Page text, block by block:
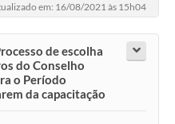
em: 16/08/2021 às 15h04
de escolha
do Conselho
o Período
da capacitação